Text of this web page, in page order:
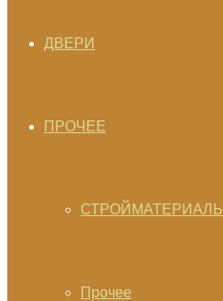
ДВЕРИ
ПРОЧЕЕ
СТРОЙМАТЕРИАЛЫ
Прочее